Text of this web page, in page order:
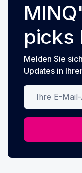
picks
Melden Sie
Updates in
Ihre E-Mail-